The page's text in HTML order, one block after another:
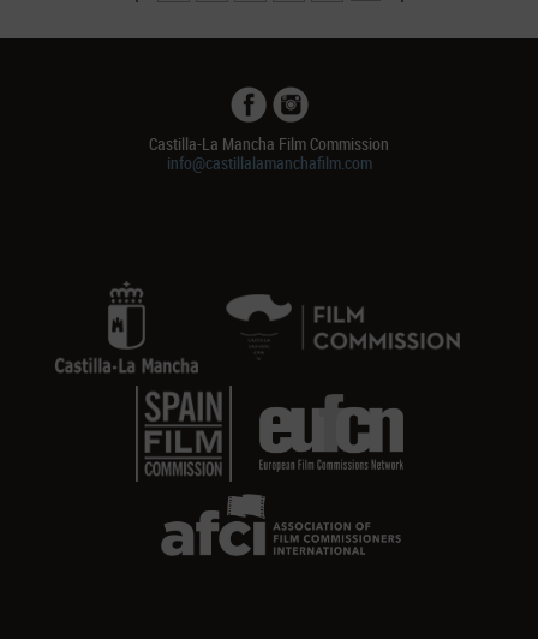
Castilla-La Mancha Film Commission
info@castillalamanchafilm.com